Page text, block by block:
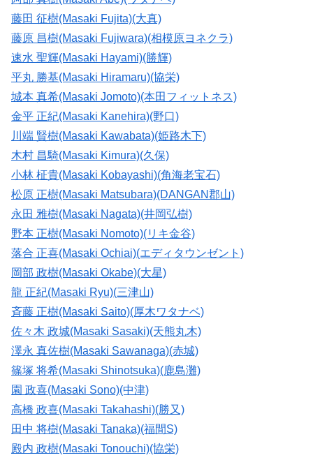
藤田 征樹(Masaki Fujita)(大真)
藤原 昌樹(Masaki Fujiwara)(相模原ヨネクラ)
速水 聖輝(Masaki Hayami)(勝輝)
平丸 勝基(Masaki Hiramaru)(協栄)
城本 真希(Masaki Jomoto)(本田フィットネス)
金平 正紀(Masaki Kanehira)(野口)
川端 賢樹(Masaki Kawabata)(姫路木下)
木村 昌騎(Masaki Kimura)(久保)
小林 柾貴(Masaki Kobayashi)(角海老宝石)
松原 正樹(Masaki Matsubara)(DANGAN郡山)
永田 雅樹(Masaki Nagata)(井岡弘樹)
野本 正樹(Masaki Nomoto)(リキ金谷)
落合 正喜(Masaki Ochiai)(エディタウンゼント)
岡部 政樹(Masaki Okabe)(大星)
龍 正紀(Masaki Ryu)(三津山)
斉藤 正樹(Masaki Saito)(厚木ワタナベ)
佐々木 政城(Masaki Sasaki)(天熊丸木)
澤永 真佐樹(Masaki Sawanaga)(赤城)
篠塚 将希(Masaki Shinotsuka)(鹿島灘)
園 政喜(Masaki Sono)(中津)
高橋 政喜(Masaki Takahashi)(勝又)
田中 将樹(Masaki Tanaka)(福間S)
殿内 政樹(Masaki Tonouchi)(協栄)